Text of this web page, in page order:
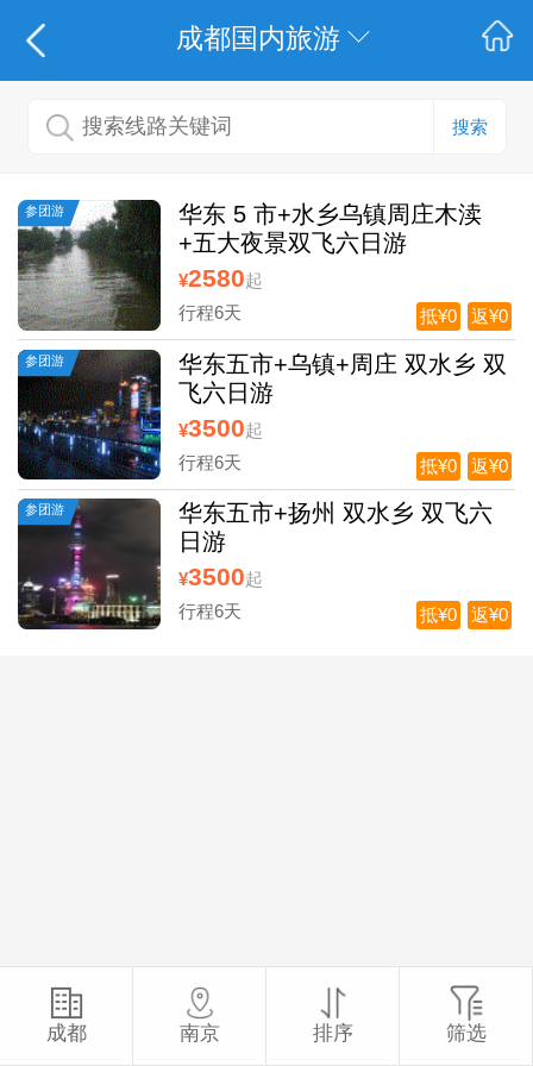
成都国内旅游
搜索
参团游
华东 5 市+水乡乌镇周庄木渎
+五大夜景双飞六日游
¥2580起
行程6天
返¥0
抵¥0
参团游
华东五市+乌镇+周庄 双水乡 双
飞六日游
¥3500起
行程6天
返¥0
抵¥0
参团游
华东五市+扬州 双水乡 双飞六
日游
¥3500起
行程6天
返¥0
抵¥0
成都 南京 排序 筛选